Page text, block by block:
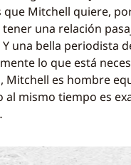
que Mitchell quiere,
tener una relación
una bella periodista
lo que está
Mitchell es hombre
al mismo tiempo es